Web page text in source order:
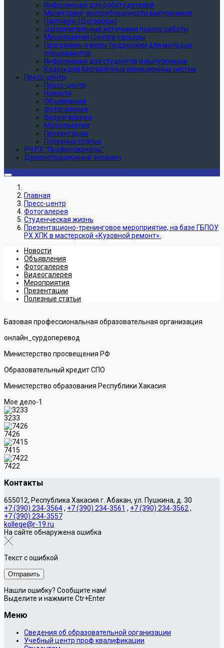
Информация для работодателей
Мониторинг востребованности выпускников
Партнеры (Договоры)
Дополнительные источники поиска работы
Мероприятия Центра карьеры
Программы и меры поддержки для молодых
специалистов
Информация для студентов и выпускников
Кадры для беспилотных авиационных систем
Пресс-центр
Пресс-центр
Новости
Объявления
Фотогалерея
Видеогалерея
Мероприятия
Презентации
Полезные статьи
РЧ РХ "Профессионалы"
Демонстрационный экзамен
Главная
Пресс-центр
Фотогалерея
Студенческая жизнь
Презентационо-тренинговое мероприятие, на базе ГБПОУ
РХ ХПК в мастерской «Кузовной ремонт».
Новости
Объявления
Фотогалерея
Видеогалерея
Мероприятия
Презентации
Полезные статьи
Базовая профессиональная образовательная организация
онлайн_сурдоперевод
Министерство просвещения РФ
Образовательный кредит СПО
Министерство образования Республики Хакасия
Мое дело-1
3233
7426
7415
7422
Контакты
655012, Республика Хакасия г. Абакан, ул. Пушкина, д. 30
+7 (390) 234-3564, +7 (390) 234-3561 , +7 (390) 234-3562 ,
+7 (390) 234-3557
kollege@r-19.ru
На сайте обнаружена ошибка
Текст с ошибкой
Нашли ошибку? Сообщите нам!
Выделите и нажмите Ctr+Enter
Меню
Сведения об образовательной организации
Учебный центр проф квалификации